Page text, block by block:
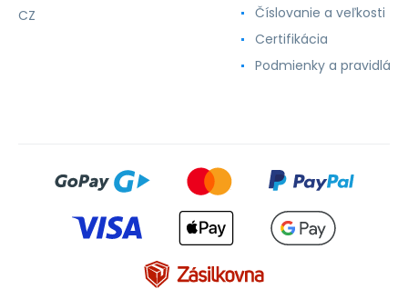
CZ
Číslovanie a veľkosti
Certifikácia
Podmienky a pravidlá